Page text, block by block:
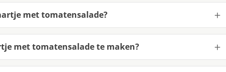
met tomatensalade?
met tomatensalade te maken?